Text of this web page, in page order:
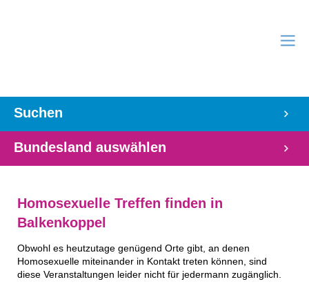
Suchen
Bundesland auswählen
Homosexuelle Treffen finden in
Balkenkoppel
Obwohl es heutzutage genügend Orte gibt, an denen
Homosexuelle miteinander in Kontakt treten können, sind
diese Veranstaltungen leider nicht für jedermann zugänglich.